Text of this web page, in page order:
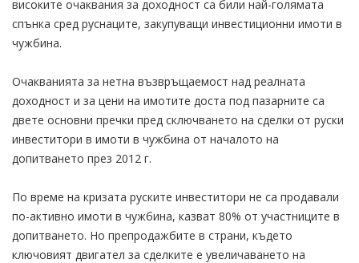
високите очаквания за доходност са били най-голямата
спънка сред руснаците, закупуващи инвестиционни имоти в
чужбина.
Очакванията за нетна възвръщаемост над реалната
доходност и за цени на имотите доста под пазарните са
двете основни пречки пред сключването на сделки от руски
инвеститори в имоти в чужбина от началото на
допитването през 2012 г.
По време на кризата руските инвеститори не са продавали
по-активно имоти в чужбина, казват 80% от участниците в
допитването. Но препродажбите в страни, където
ключовият двигател за сделките е увеличаването на